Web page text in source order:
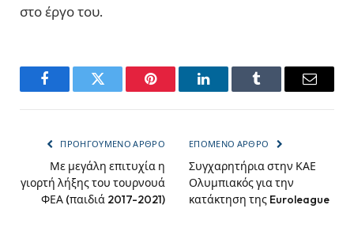
στο έργο του.
FacebookTwitter Pinterest LinkedInTumblr Email
ΠΡΟΗΓΟΎΜΕΝΟ ΆΡΘΡΟ
Με μεγάλη επιτυχία η
γιορτή λήξης του τουρνουά
ΦΕΑ (παιδιά 2017-2021)
ΕΠΌΜΕΝΟ ΆΡΘΡΟ
Συγχαρητήρια στην ΚΑΕ
Ολυμπιακός για την
κατάκτηση της Euroleague